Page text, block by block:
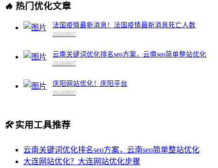
🔥 热门优化文章
法国疫情最新消息！法国疫情最新消息死亡人数
20260807
云南关键词优化排名seo方案，云南seo简单整站优化
20260807
庆阳网站优化！庆阳平台
20260807
🛠️实用工具推荐
云南关键词优化排名seo方案，云南seo简单整站优化
大连网站优化？大连网站优化步骤